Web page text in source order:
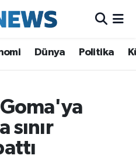
Dünya Politika
Goma'ya
sınır